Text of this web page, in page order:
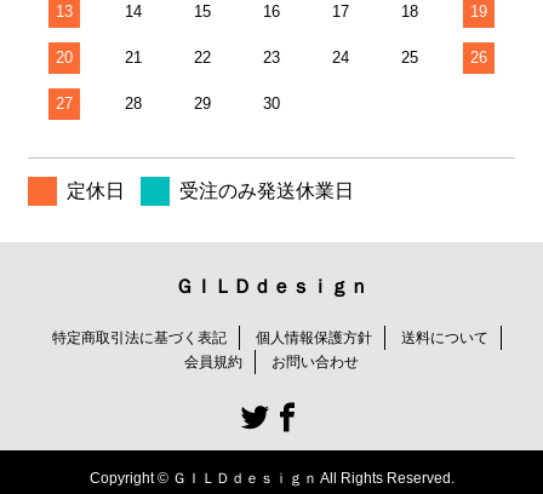
13 14 15 16 17 18 19
20 21 22 23 24 25 26
27 28 29 30
定休日 受注のみ発送休業日
ＧＩＬＤｄｅｓｉｇｎ
特定商取引法に基づく表記 個人情報保護方針
送料について
会員規約
お問い合わせ
Copyright © ＧＩＬＤｄｅｓｉｇｎ All Rights Reserved.